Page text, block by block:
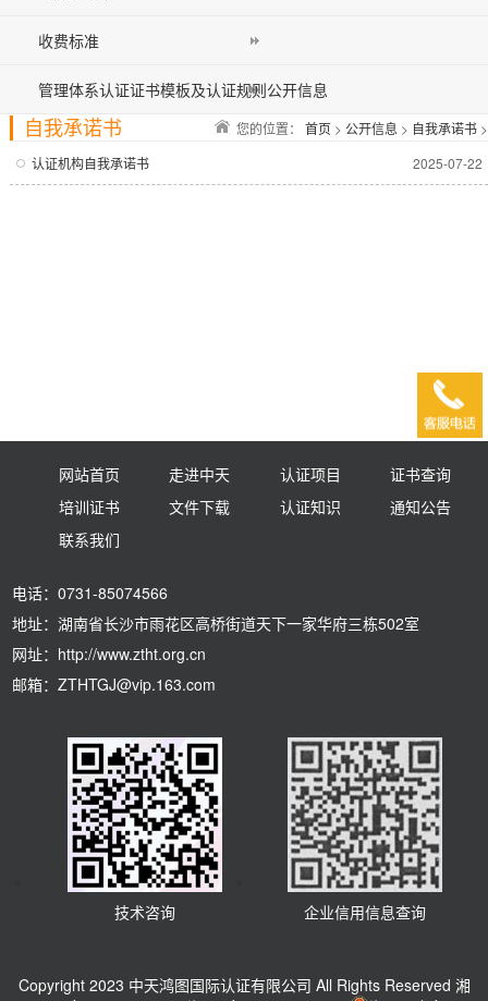
收费标准
管理体系认证证书模板及认证规则公开信息
自我承诺书
您的位置： 首页 > 公开信息 > 自我承诺书 >
认证机构自我承诺书
2025-07-22
网站首页 走进中天 认证项目
证书查询
培训证书
文件下载 认证知识
通知公告
联系我们
电话：0731-85074566
地址：湖南省长沙市雨花区高桥街道天下一家华府三栋502室
网址：http://www.ztht.org.cn
邮箱：ZTHTGJ@vip.163.com
技术咨询 企业信用信息查询
Copyright 2023 中天鸿图国际认证有限公司 All Rights Reserved 湘